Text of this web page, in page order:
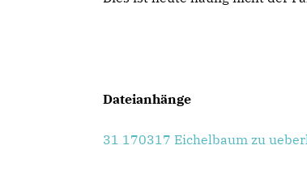
Dateianhänge
31 170317 Eichelbaum zu